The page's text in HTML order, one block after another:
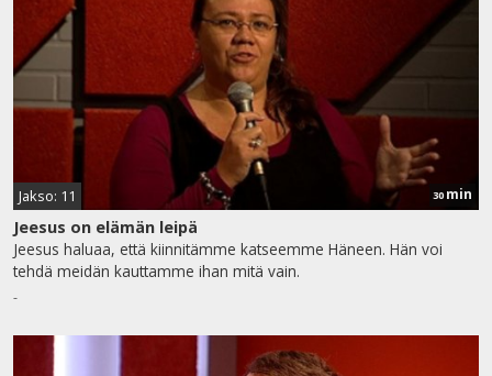
Jakso: 11 30 min
Jeesus on elämän leipä
Jeesus haluaa, että kiinnitämme katseemme Häneen. Hän voi
tehdä meidän kauttamme ihan mitä vain.
-